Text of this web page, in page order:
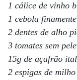
1 cálice de vinho
1 cebola
2 dentes de alho
3 tomates sem
15g de açafrão
2 espigas de